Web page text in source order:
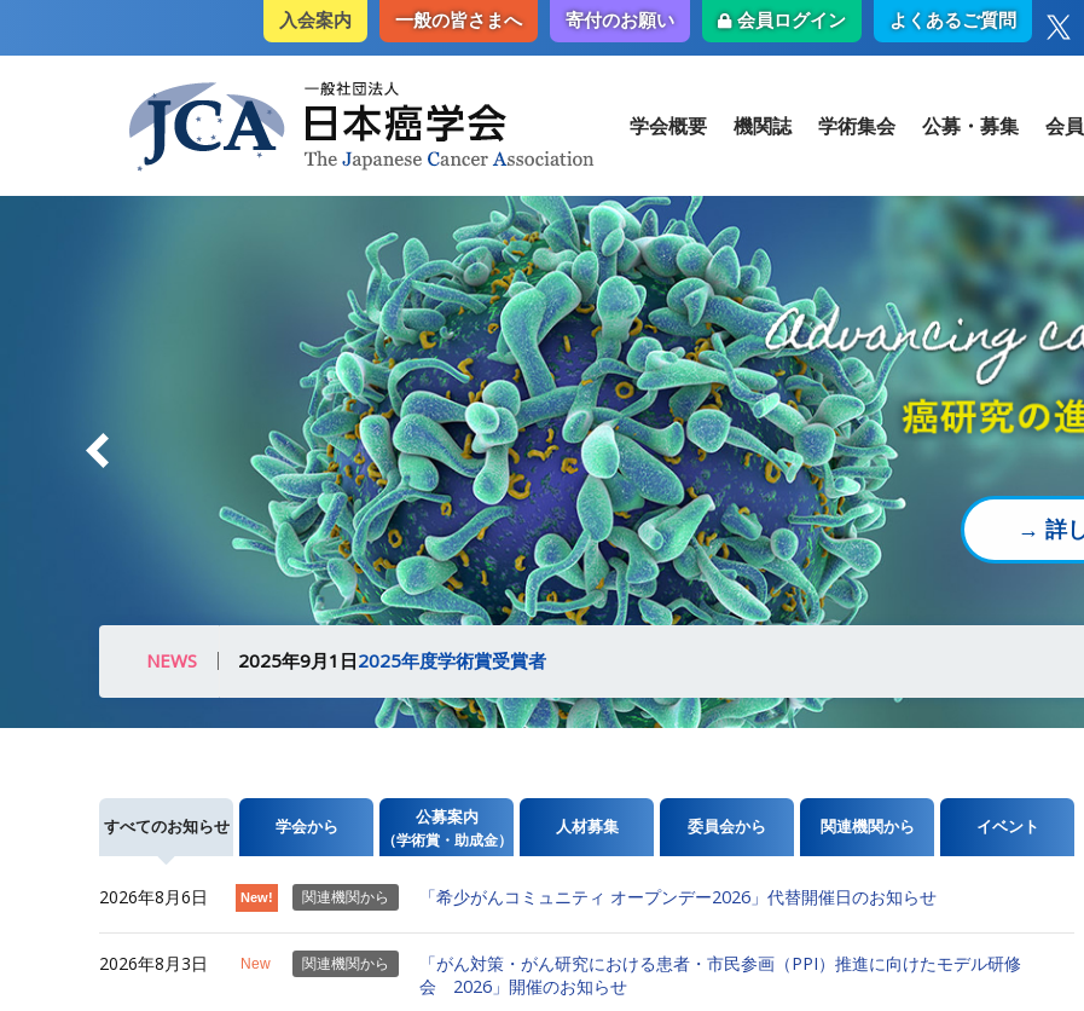
入会案内 一般の皆さまへ 寄付のお願い 会員ログイン よくあるご質問
学会概要 機関誌 学術集会 公募・募集 会
NEWS
2022年7月1日 重要：事業年度会期の変更のお知らせ
2025年1月22日 【重要】再掲：一般会員年会費改定
2025年9月1日2025年度学術賞受賞者
2022年12月5日 新会員管理システム「会員ページ」ログインのお願いとクレジットカード決済につい
2025年1月22日 【重要】再掲：一般会員年会費改定
すべてのお知らせ 学会から 公募案内
（学術賞・助成金）
人材募集 委員会から 関連機関から イベント
2026年8月6日 New! 関連機関から 「希少がんコミュニティ オープンデー2026」代替開催日のお知らせ
2026年8月3日 New 関連機関から
「がん対策・がん研究における患者・市民参画（PPI）推進に向けたモデル研修
会 2026」開催のお知らせ